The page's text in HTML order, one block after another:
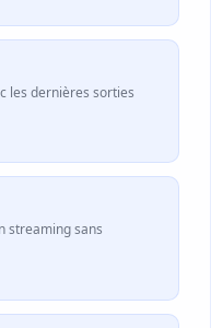
les dernières sorties
streaming sans